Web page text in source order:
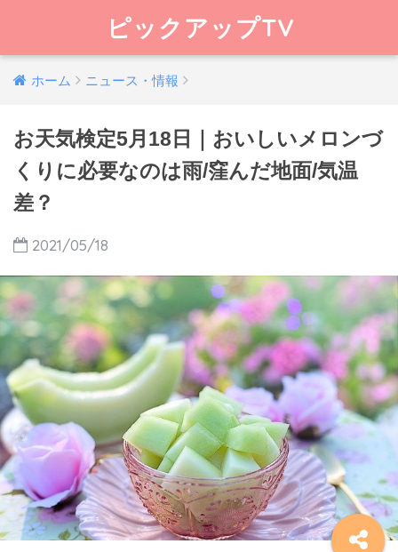
ピックアップTV
ホーム ニュース・情報
お天気検定5月18日｜おいしいメロンづ
くりに必要なのは雨/窪んだ地面/気温
差？
2021/05/18